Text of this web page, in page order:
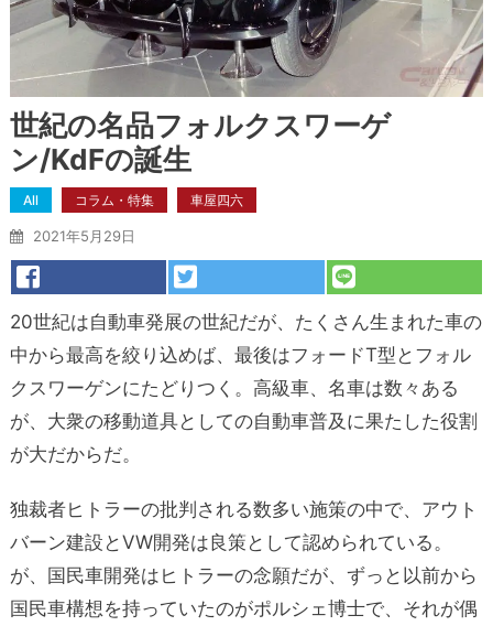
世紀の名品フォルクスワーゲ
ン/KdFの誕生
All コラム・特集 車屋四六
2021年5月29日
20世紀は自動車発展の世紀だが、たくさん生まれた車の
中から最高を絞り込めば、最後はフォードT型とフォル
クスワーゲンにたどりつく。高級車、名車は数々ある
が、大衆の移動道具としての自動車普及に果たした役割
が大だからだ。
独裁者ヒトラーの批判される数多い施策の中で、アウト
バーン建設とVW開発は良策として認められている。
が、国民車開発はヒトラーの念願だが、ずっと以前から
国民車構想を持っていたのがポルシェ博士で、それが偶